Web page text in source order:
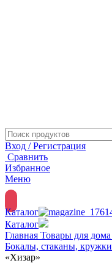
Вход / Регистрация
Сравнить
Избранное
Меню
Каталог
Каталог
Главная Товары для дома
Бокалы, стаканы, кружки
«Хизар»